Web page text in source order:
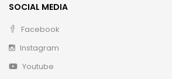
SOCIAL MEDIA
Facebook
Instagram
Youtube